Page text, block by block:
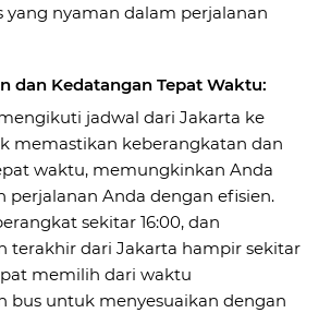
yang nyaman dalam perjalanan
dan Kedatangan Tepat Waktu:
jadwal dari Jakarta ke
memastikan keberangkatan dan
waktu, memungkinkan Anda
perjalanan Anda dengan efisien.
sekitar 16:00, dan
terakhir dari Jakarta hampir sekitar
memilih dari waktu
bus untuk menyesuaikan dengan